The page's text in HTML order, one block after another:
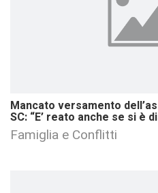
Mancato versamento
SC: “E’ reato anche se si è
Famiglia e Conflitti